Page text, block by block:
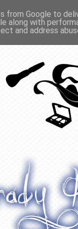
WYWIADY O
from Google to
along with
and address